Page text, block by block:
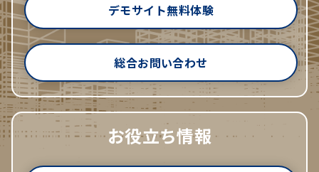
デモサイト無料体験
総合お問い合わせ
お役立ち情報